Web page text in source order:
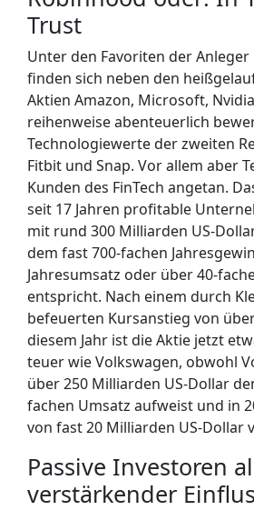
Trust
Unter den Favoriten der
finden sich neben den
Aktien Amazon, Microsoft,
reihenweise abenteuerlich
Technologiewerte der zweiten
Fitbit und Snap. Vor allem aber
Kunden des FinTech angetan.
seit 17 Jahren profitable
mit rund 300 Milliarden US-
dem fast 700-fachen
Jahresumsatz oder über 40-
entspricht. Nach einem durch
befeuerten Kursanstieg von
diesem Jahr ist die Aktie jetzt
teuer wie Volkswagen, obwohl
über 250 Milliarden US-Dollar
fachen Umsatz aufweist und in
von fast 20 Milliarden US-Dollar
Passive Investoren
verstärkender